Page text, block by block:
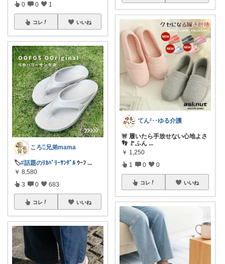
0 0 1
コレ いいね
ころ🫟兄弟mama
🏷️#話題のﾘｶﾊﾞﾘｰｻﾝﾀﾞﾙｳｰﾌ ...
￥ 8,580
3 0 683
コレ いいね
てん²‥ゆる介護
🚨 履いたら手放せない心地よさ
👣 🚩ふん ...
￥ 1,250
1 0 0
コレ いいね